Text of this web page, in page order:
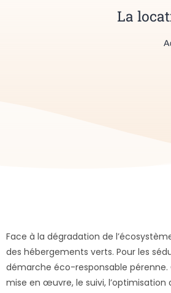
La
Face à la dégradation de
des hébergements verts. Pour les
démarche éco-responsable
mise en œuvre, le suivi,